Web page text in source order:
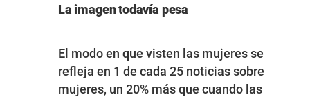
La imagen todavía pesa
El modo en que visten las mujeres se
refleja en 1 de cada 25 noticias sobre
mujeres, un 20% más que cuando las